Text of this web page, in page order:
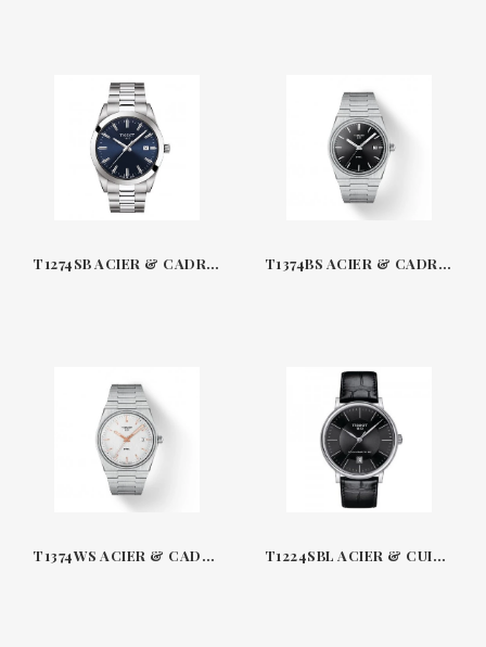
T1274SB ACIER & CADRAN BLEU 40 MM QUARTZ GENTLEMAN TISSOT T1374BS ACIER & CADRAN NOIR 40 MM QUARTZ PRX TISSOT
T1374WS ACIER & CADRAN BLANC 40 MM QUARTZ PRX TISSOT T1224SBL ACIER & CUIR-NOIR CADRAN 40 MM AUTOMATIQUE CARSON TISSOT